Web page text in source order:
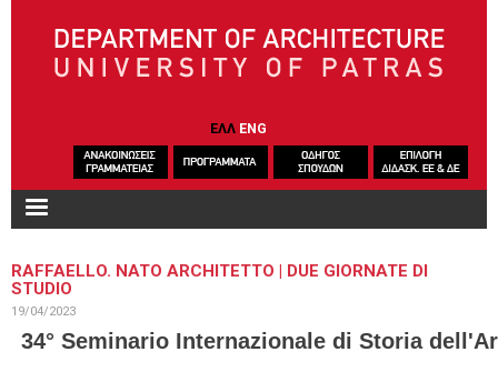
ΕΛΛ ENG
RAFFAELLO. NATO ARCHITETTO | DUE GIORNATE DI
STUDIO
19/04/2023
34° Seminario Internazionale di Storia